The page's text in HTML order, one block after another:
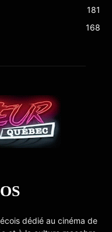
181
168
dédié au cinéma de